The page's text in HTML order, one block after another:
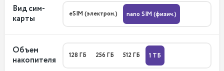
Вид сим-
карты
eSIM (электрон.) nano SIM (физич.)
Объем
накопителя
128 ГБ 256 ГБ 512 ГБ 1 ТБ